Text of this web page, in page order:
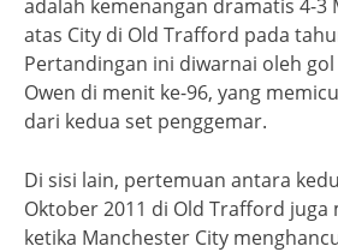
adalah kemenangan dramatis 4-3
atas City di Old Trafford pada
Pertandingan ini diwarnai oleh
Owen di menit ke-96, yang
dari kedua set penggemar.
Di sisi lain, pertemuan antara
Oktober 2011 di Old Trafford juga
ketika Manchester City